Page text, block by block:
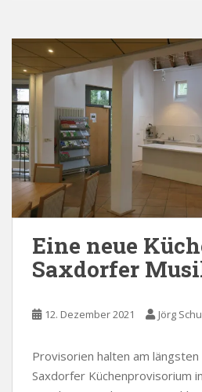
Eine neue
Saxdorfer
12. Dezember 2021 Jörg
Provisorien halten am
Saxdorfer Küchenprovisorium